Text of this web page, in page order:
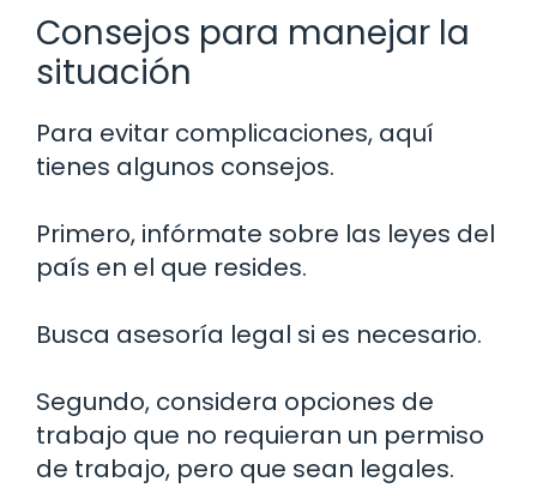
Consejos para manejar la
situación
Para evitar complicaciones, aquí
tienes algunos consejos.
Primero, infórmate sobre las leyes del
país en el que resides.
Busca asesoría legal si es necesario.
Segundo, considera opciones de
trabajo que no requieran un permiso
de trabajo, pero que sean legales.